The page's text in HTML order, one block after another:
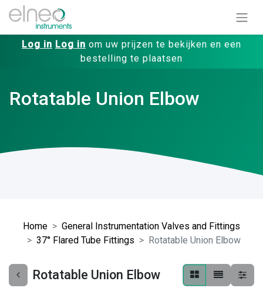
Log in Log in om uw prijzen te bekijken en een
bestelling te plaatsen
Rotatable Union Elbow
Home
General Instrumentation Valves and Fittings
37° Flared Tube Fittings
Rotatable Union Elbow
Rotatable Union Elbow